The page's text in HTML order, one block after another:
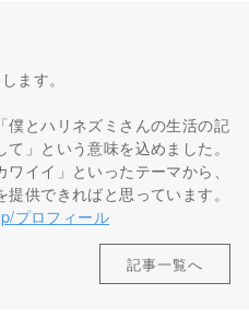
ます。
僕とハリネズミさんの生活の記
」という意味を込めました。
イイ」といったテーマから、
供できればと思っています。
プロフィール
記事一覧へ